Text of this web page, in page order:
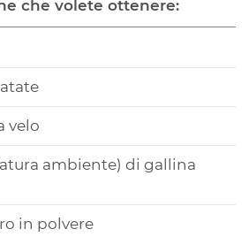
che volete ottenere:
velo
ambiente) di gallina
in polvere